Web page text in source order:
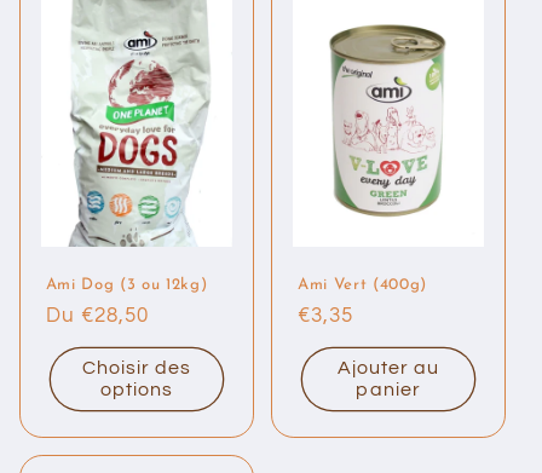
Ami Dog (3 ou 12kg)
Prix
habituel
Du €28,50
Choisir des
options
Ami Vert (400g)
Prix
habituel
€3,35
Ajouter au
panier